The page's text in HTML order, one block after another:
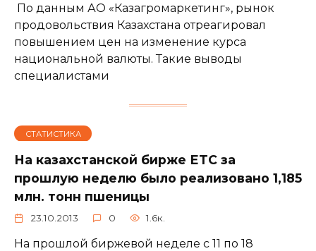
По данным АО «Казагромаркетинг», рынок
продовольствия Казахстана отреагировал
повышением цен на изменение курса
национальной валюты. Такие выводы
специалистами
СТАТИСТИКА
На казахстанской бирже ЕТС за
прошлую неделю было реализовано 1,185
млн. тонн пшеницы
23.10.2013 0 1.6к.
На прошлой биржевой неделе с 11 по 18